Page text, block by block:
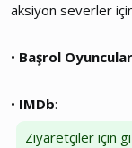
aksiyon severler için
• Başrol
• IMDb:
Ziyaretçiler için